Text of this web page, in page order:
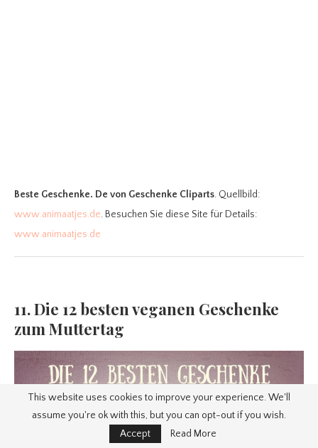
Beste Geschenke. De von Geschenke Cliparts. Quellbild:
www.animaatjes.de. Besuchen Sie diese Site für Details:
www.animaatjes.de
11. Die 12 besten veganen Geschenke
zum Muttertag
This website uses cookies to improve your experience. We'll
assume you're ok with this, but you can opt-out if you wish.
Accept
Read More